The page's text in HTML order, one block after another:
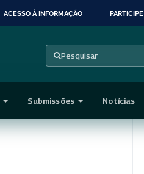
ACESSO À INFORMAÇÃO PARTICIPE
Pesquisar
Submissões Notícias